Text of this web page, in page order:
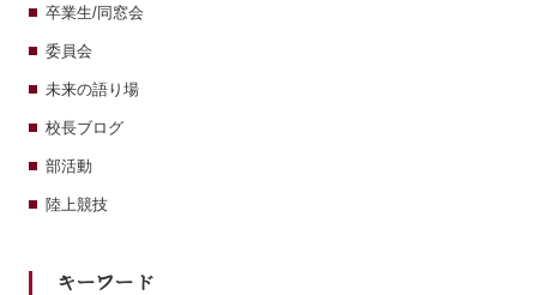
卒業生/同窓会
委員会
未来の語り場
校長ブログ
部活動
陸上競技
キーワード